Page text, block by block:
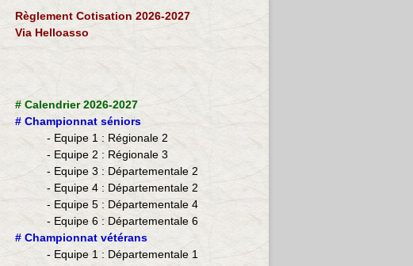
Règlement Cotisation 2026-2027
Via Helloasso
# Calendrier 2026-2027
# Championnat séniors
- Equipe 1 : Régionale 2
- Equipe 2 : Régionale 3
- Equipe 3 : Départementale 2
- Equipe 4 : Départementale 2
- Equipe 5 : Départementale 4
- Equipe 6 : Départementale 6
​# Championnat vétérans
- ​Equipe 1 : Départementale 1